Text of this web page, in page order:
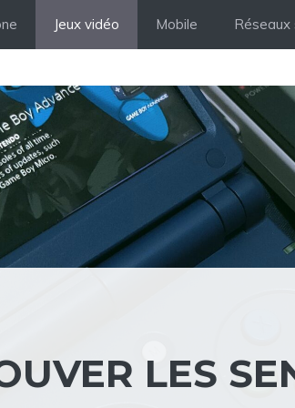
Jeux vidéo Mobile Réseaux
LES